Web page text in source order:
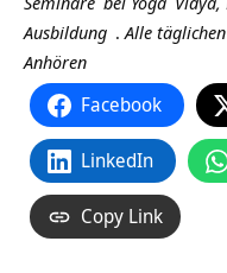
Ausbildung .Alle
Anhören
Facebook
LinkedIn
Copy Link